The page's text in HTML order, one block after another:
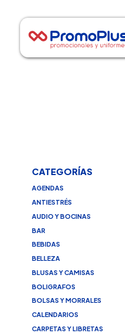
CATEGORÍAS
AGENDAS
ANTIESTRÉS
AUDIO Y BOCINAS
BAR
BEBIDAS
BELLEZA
BLUSAS Y CAMISAS
BOLIGRAFOS
BOLSAS Y MORRALES
CALENDARIOS
CARPETAS Y LIBRETAS